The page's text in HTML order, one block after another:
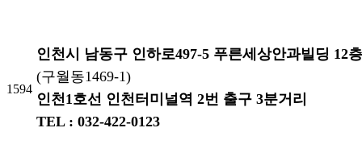
1594
인천시 남동구 인하로497-5 푸른세상안과빌딩 12층
(구월동1469-1)
인천1호선 인천터미널역 2번 출구 3분거리
TEL : 032-422-0123